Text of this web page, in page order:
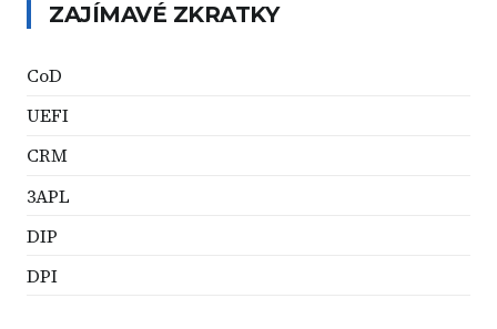
ZAJÍMAVÉ ZKRATKY
CoD
UEFI
CRM
3APL
DIP
DPI